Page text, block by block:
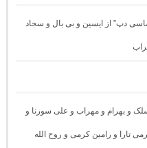
دپ” از ایسین و بی بال و سجاد
رپی” از مسلک و بهرام و مهراب و علی سورنا و
تارا و رامین کرمی و روح الله